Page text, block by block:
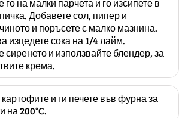
го на малки парчета и го изсипете в
Добавете сол, пипер и
и поръсете с малко мазнина.
изцедете сока на 1/4 лайм.
сиренето и използвайте блендер, за
крема.
и ги печете във фурна за
на 200°C.